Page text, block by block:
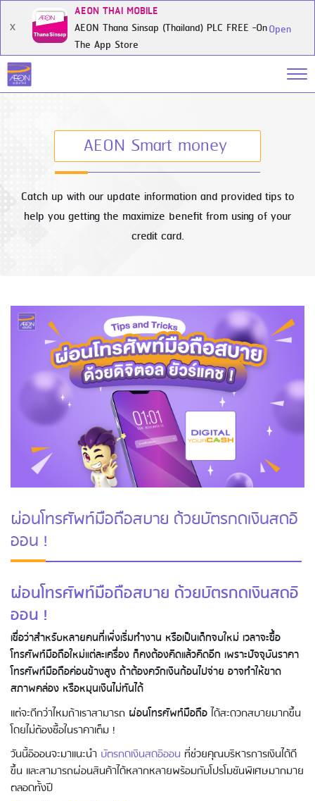
X
AEON THAI MOBILE
AEON Thana Sinsap (Thailand) PLC FREE -On
The App Store
Open
AEON Smart money
Catch up with our update information and provided tips to
help you getting the maximize benefit from using of your
credit card.
ผ่อนโทรศัพท์มือถือสบาย ด้วยบัตรกดเงินสดอิ
ออน !
ผ่อนโทรศัพท์มือถือสบาย ด้วยบัตรกดเงินสดอิ
ออน !
เชื่อว่าสำหรับหลายคนที่เพิ่งเริ่มทำงาน หรือเป็นเด็กจบใหม่ เวลาจะซื้อ
โทรศัพท์มือถือใหม่แต่ละเครื่อง ก็คงต้องคิดแล้วคิดอีก เพราะปัจจุบันราคา
โทรศัพท์มือถือค่อนข้างสูง ถ้าต้องควักเงินก้อนไปจ่าย อาจทำให้ขาด
สภาพคล่อง หรือหมุนเงินไม่ทันได้
แต่จะดีกว่าไหมถ้าเราสามารถ ผ่อนโทรศัพท์มือถือ ได้สะดวกสบายมากขึ้น
โดยไม่ต้องซื้อในราคาเต็ม !
วันนี้อิออนจะมาแนะนำ บัตรกดเงินสดอิออน ที่ช่วยคุณบริหารการเงินได้ดี
ขึ้น และสามารถผ่อนสินค้าได้หลากหลายพร้อมกับโปรโมชันพิเศษมากมาย
ตลอดทั้งปี